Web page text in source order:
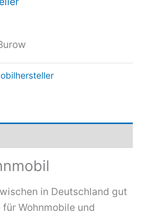
in Deutschland gut
Wohnmobile und